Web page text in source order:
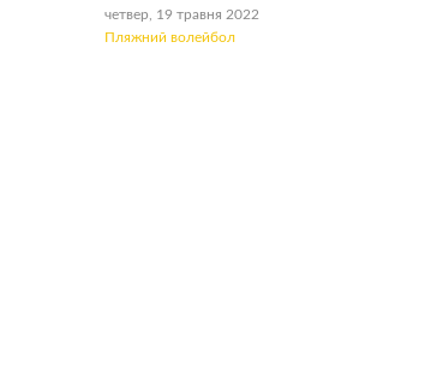
четвер, 19 травня 2022
Пляжний волейбол